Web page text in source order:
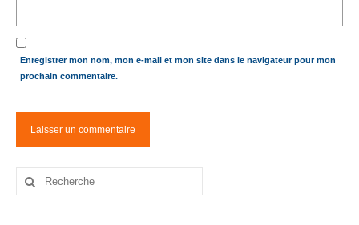
Enregistrer mon nom, mon e-mail et mon site dans le navigateur pour mon
prochain commentaire.
Rechercher